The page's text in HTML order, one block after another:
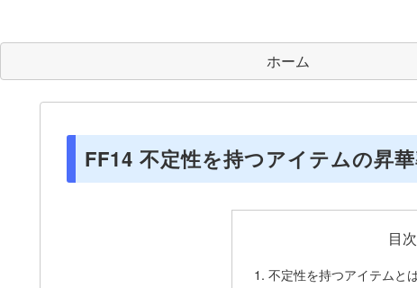
ホーム
FF14 不定性を持つアイテムの昇
目次
不定性を持つアイテムと